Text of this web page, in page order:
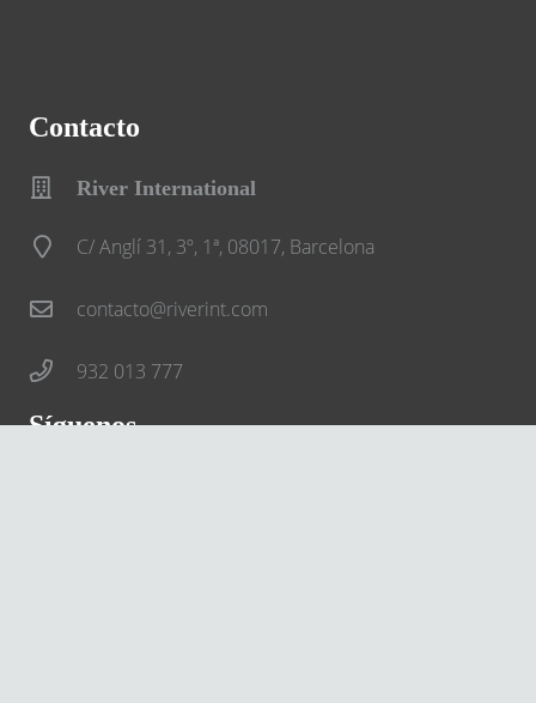
Contacto
River International
C/ Anglí 31, 3º, 1ª, 08017, Barcelona
contacto@riverint.com
932 013 777
Síguenos